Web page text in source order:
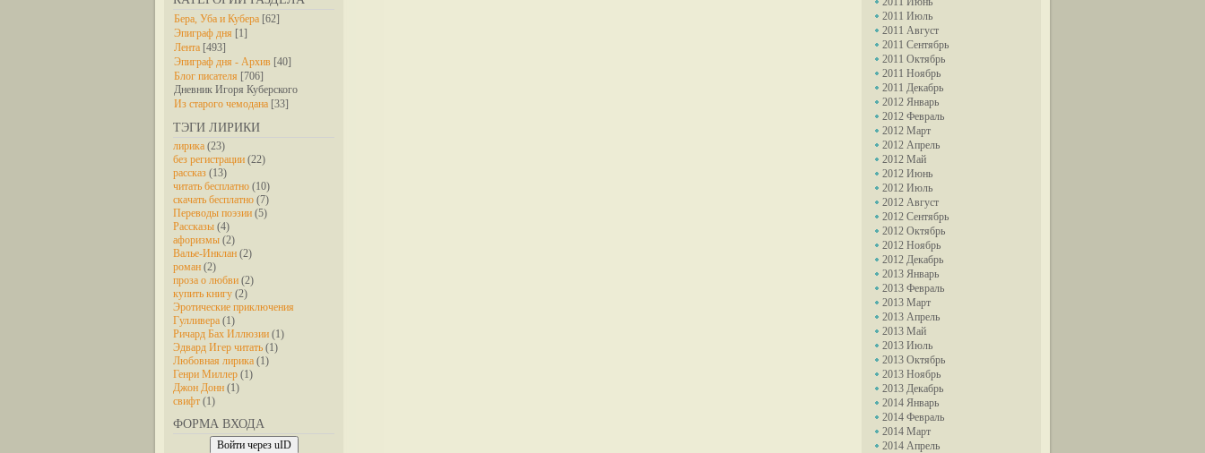
Бера, Уба и Кубера [62]
Эпиграф дня [1]
Лента [493]
Эпиграф дня - Архив [40]
Блог писателя [706]
Дневник Игоря Куберского
Из старого чемодана [33]
ТЭГИ ЛИРИКИ
лирика (23)
без регистрации (22)
рассказ (13)
читать бесплатно (10)
скачать бесплатно (7)
Переводы поэзии (5)
Рассказы (4)
афоризмы (2)
Валье-Инклан (2)
роман (2)
проза о любви (2)
купить книгу (2)
Эротические приключения
Гулливера (1)
Ричард Бах Иллюзии (1)
Эдвард Игер читать (1)
Любовная лирика (1)
Генри Миллер (1)
Джон Донн (1)
свифт (1)
ФОРМА ВХОДА
Войти через uID
2011 Июль
2011 Август
2011 Сентябрь
2011 Октябрь
2011 Ноябрь
2011 Декабрь
2012 Январь
2012 Февраль
2012 Март
2012 Апрель
2012 Май
2012 Июнь
2012 Июль
2012 Август
2012 Сентябрь
2012 Октябрь
2012 Ноябрь
2012 Декабрь
2013 Январь
2013 Февраль
2013 Март
2013 Апрель
2013 Май
2013 Июль
2013 Октябрь
2013 Ноябрь
2013 Декабрь
2014 Январь
2014 Февраль
2014 Март
2014 Апрель